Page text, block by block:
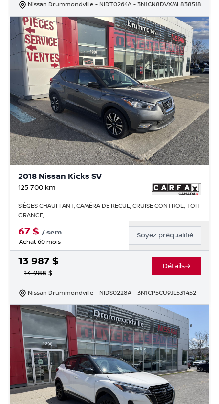
Nissan Drummondville - NIDT0264A - 3N1CN8DVXML838518
2018 Nissan Kicks SV
125 700 km
SIÈGES CHAUFFANT, CAMÉRA DE RECUL, CRUISE CONTROL, TOIT
ORANGE,
67 $ /sem
Achat 60 mois
Soyez préqualifié
13 987 $
14 988 $
Détails
Nissan Drummondville - NIDS0228A - 3N1CP5CU9JL531452